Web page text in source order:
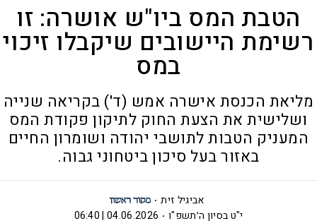
הטבת המס ביו"ש אושרה: זו
רשימת היישובים שיקבלו זיכוי
במס
מליאת הכנסת אישרה אמש (ד') בקריאה שנייה
ושלישית את הצעת החוק לתיקון פקודת המס
המעניק הטבות לתושבי יהודה ושומרון החיים
באזור בעל סיכון ביטחוני גבוה.
אביגיל זית
י"ט בסיון ה׳תשפ"ו
04.06.2026 | 06:40